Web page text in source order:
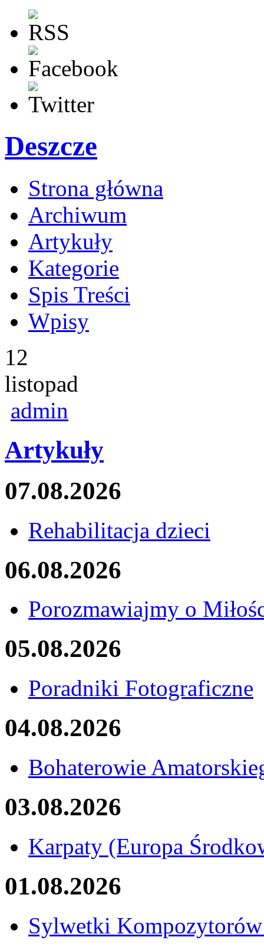
Deszcze
Strona główna
Archiwum
Artykuły
Kategorie
Spis Treści
Wpisy
12
listopad
admin
Artykuły
07.08.2026
Rehabilitacja dzieci
06.08.2026
Porozmawiajmy o
05.08.2026
Poradniki Fotograficzne
04.08.2026
Bohaterowie
03.08.2026
Karpaty (Europa
01.08.2026
Sylwetki